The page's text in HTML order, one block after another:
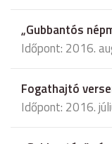
„Gubbantós
Időpont: 2016.
Fogathajtó
Időpont: 2016.